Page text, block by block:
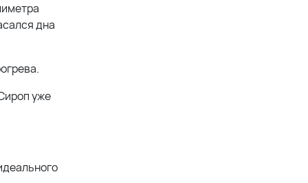
дна
уже